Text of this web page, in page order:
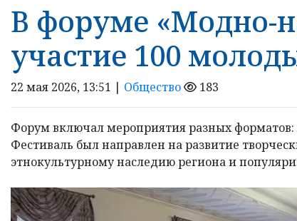
В форуме «Модно-
участие 100
22 мая 2026, 13:51 | Общество 183
Форум включал мероприятия разных форматов:
Фестиваль был направлен на развитие
этнокультурному наследию региона и